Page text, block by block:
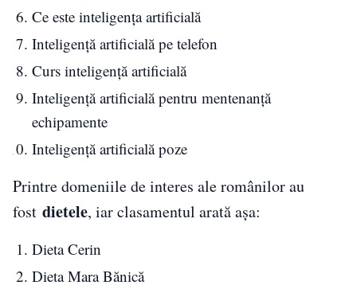
Ce este inteligența artificială
Inteligență artificială pe telefon
Curs inteligență artificială
Inteligență artificială pentru mentenanță
echipamente
Inteligență artificială poze
Printre domeniile de interes ale românilor au
fost dietele, iar clasamentul arată așa:
Dieta Cerin
Dieta Mara Bănică